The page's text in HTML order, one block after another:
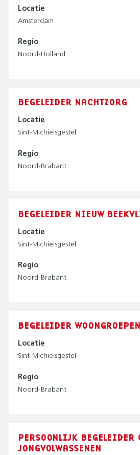
Locatie
Amsterdam
Regio
Noord-Holland
BEGELEIDER NACHTZORG
Locatie
Sint-Michielsgestel
Regio
Noord-Brabant
BEGELEIDER NIEUW
Locatie
Sint-Michielsgestel
Regio
Noord-Brabant
BEGELEIDER
Locatie
Sint-Michielsgestel
Regio
Noord-Brabant
PERSOONLIJK BEGELEIDER
JONGVOLWASSENEN